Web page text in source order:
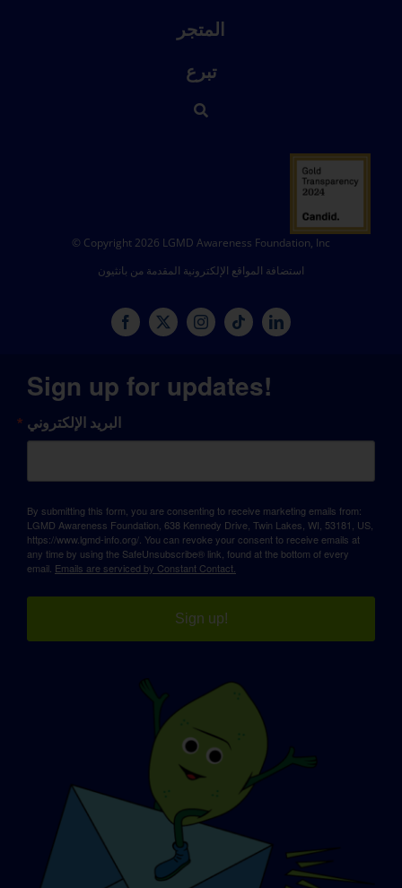
المتجر
تبرع
© Copyright 2026 LGMD Awareness Foundation, Inc
استضافة المواقع الإلكترونية المقدمة من بانثيون
Sign up for updates!
البريد الإلكتروني
By submitting this form, you are consenting to receive marketing emails from:
LGMD Awareness Foundation, 638 Kennedy Drive, Twin Lakes, WI, 53181, US,
https://www.lgmd-info.org/. You can revoke your consent to receive emails at
any time by using the SafeUnsubscribe® link, found at the bottom of every
email. Emails are serviced by Constant Contact.
Sign up!